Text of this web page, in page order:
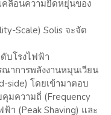
คลื่อนความยืดหยุ่นของ
Scale) Solis จะจัด
บโรงไฟฟ้า
าการพลังงานหมุนเวียน
side) โดยเข้ามาตอบ
มความถี่ (Frequency
า (Peak Shaving) และ